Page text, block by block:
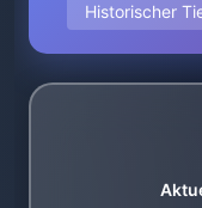
Historischer